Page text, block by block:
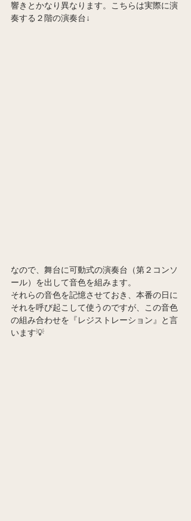
響きとかなり異なります。こちらは実際に演
奏する２階の演奏台↓
なので、舞台に可動式の演奏台（第２コンソ
ール）を出して音色を組みます。
それらの音色を記憶させておき、本番の日に
それを呼び起こして使うのですが、この音色
の組み合わせを『レジストレーション』と言
います💡